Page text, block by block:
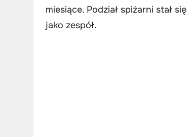
miesiące. Podział spiżarni stał
jako zespół.